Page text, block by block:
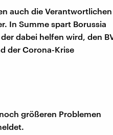
auch die Verantwortlichen
In Summe spart Borussia
dabei helfen wird, den
der Corona-Krise
größeren Problemen